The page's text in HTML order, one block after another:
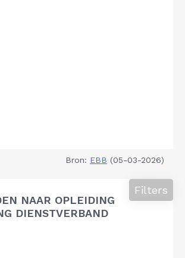
Bron: EBB (05-03-2026)
NAAR OPLEIDING
DIENSTVERBAND
Filters